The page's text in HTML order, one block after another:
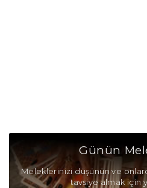
Günün
Meleklerinizi düşünün ve
tavsiye almak için